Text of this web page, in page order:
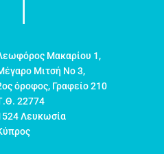
Μακαρίου 1,
Μιτσή Νο 3,
όροφος, Γραφείο 210
22774
Λευκωσία